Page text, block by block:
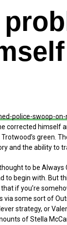
police-swoop-
corrected himself
green.
and the ability to
to be
begin with. But
if you’re
via some sort of
strategy, or
of Stella